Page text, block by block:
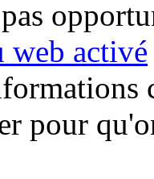
web activé
pour